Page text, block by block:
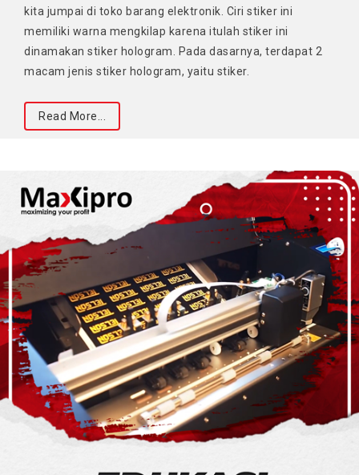
kita jumpai di toko barang elektronik. Ciri stiker ini
memiliki warna mengkilap karena itulah stiker ini
dinamakan stiker hologram. Pada dasarnya, terdapat 2
macam jenis stiker hologram, yaitu stiker.
Read More...